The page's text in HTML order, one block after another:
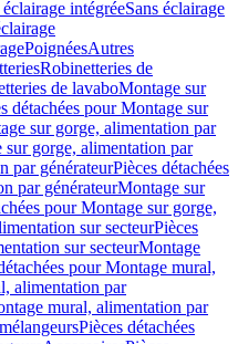
intégréeSans éclairage
PoignéesAutres
Robinetteries de
de lavaboMontage sur
détachées pour Montage sur
sur gorge, alimentation par
sur gorge, alimentation par
par générateurPièces détachées
par générateurMontage sur
pour Montage sur gorge,
sur secteurPièces
sur secteurMontage
pour Montage mural,
alimentation par
mural, alimentation par
Pièces détachées